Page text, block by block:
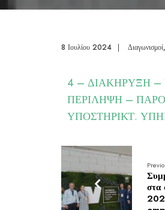
8 Ιουλίου 2024 | Διαγωνισμοί,
4 – ΔΙΑΚΗΡΥΞΗ
ΠΕΡΙΛΗΨΗ –
ΥΠΟΣΤΗΡΙΚΤ.
στα